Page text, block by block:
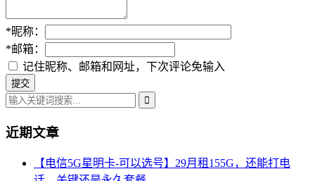
*昵称：
*邮箱：
记住昵称、邮箱和网址，下次评论免输入
近期文章
【电信5G星明卡-可以选号】29月租155G，还能打电